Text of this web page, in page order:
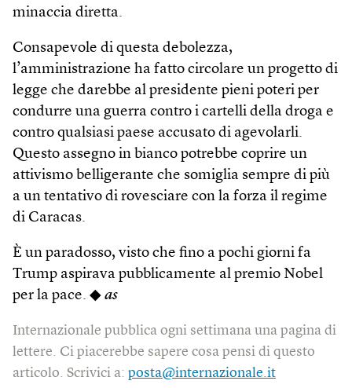
minaccia diretta.
Consapevole di questa debolezza,
l’amministrazione ha fatto circolare un progetto di
legge che darebbe al presidente pieni poteri per
condurre una guerra contro i cartelli della droga e
contro qualsiasi paese accusato di agevolarli.
Questo assegno in bianco potrebbe coprire un
attivismo belligerante che somiglia sempre di più
a un tentativo di rovesciare con la forza il regime
di Caracas.
È un paradosso, visto che fino a pochi giorni fa
Trump aspirava pubblicamente al premio Nobel
per la pace. ◆ as
Internazionale pubblica ogni settimana una pagina di
lettere. Ci piacerebbe sapere cosa pensi di questo
articolo. Scrivici a: posta@internazionale.it